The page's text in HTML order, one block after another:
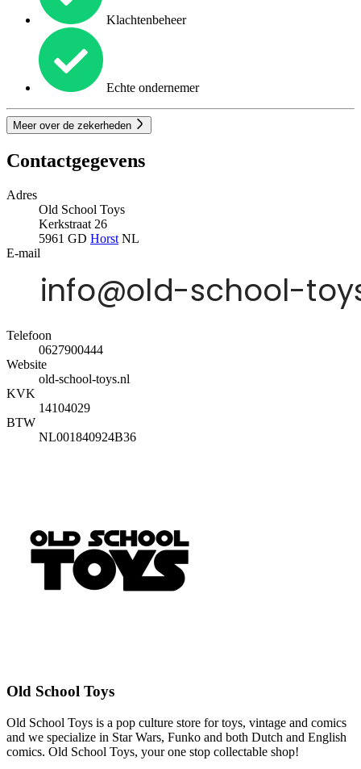
Klachtenbeheer
Echte ondernemer
Meer over de zekerheden
Contactgegevens
Adres
Old School Toys
Kerkstraat 26
5961 GD Horst NL
E-mail
Telefoon
0627900444
Website
old-school-toys.nl
KVK
14104029
BTW
NL001840924B36
Old School Toys
Old School Toys is a pop culture store for toys, vintage and comics
and we specialize in Star Wars, Funko and both Dutch and English
comics. Old School Toys, your one stop collectable shop!